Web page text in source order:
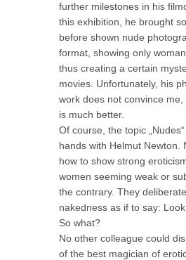
further milestones in his
this exhibition, he brought
before shown nude
format, showing only
thus creating a certain
movies. Unfortunately, his
work does not convince
is much better.
Of course, the topic
hands with Helmut Newton.
how to show strong
women seeming weak or
the contrary. They
nakedness as if to say:
So what?
No other colleague could
of the best magician of